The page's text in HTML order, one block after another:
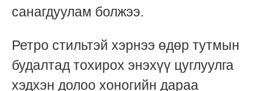
санагдуулам болжээ.
Ретро стильтэй хэрнээ өдөр тутмын
будалтад тохирох энэхүү цуглуулга
хэдхэн долоо хоногийн дараа